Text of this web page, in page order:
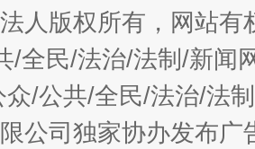
人版权所有，网站
/全民/法治/法制/新闻
众/公共/全民/法治/法
限公司独家协办发布